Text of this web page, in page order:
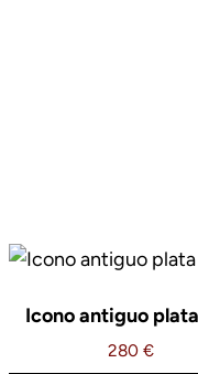
Icono antiguo
280 €